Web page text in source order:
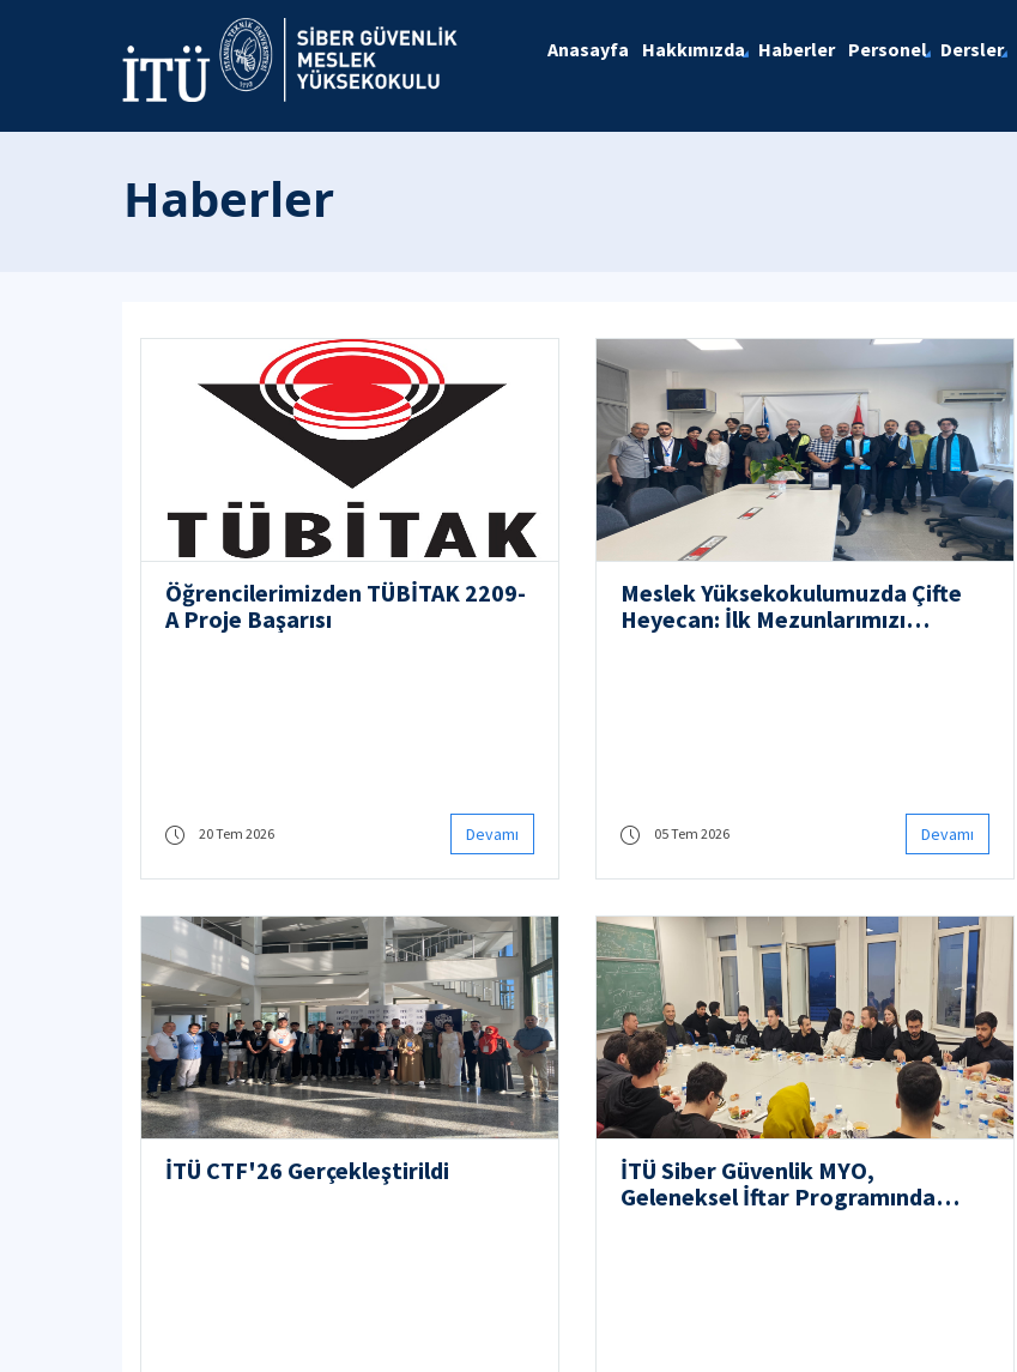
Anasayfa Hakkımızda Haberler Personel Dersler
Haberler
Öğrencilerimizden TÜBİTAK 2209-
A Proje Başarısı
20 Tem 2026 Devamı
Meslek Yüksekokulumuzda Çifte
Heyecan: İlk Mezunlarımızı
05 Tem 2026 Devamı
İTÜ CTF'26 Gerçekleştirildi
İTÜ Siber Güvenlik MYO,
Geleneksel İftar Programında